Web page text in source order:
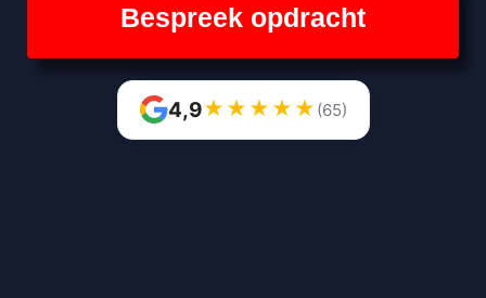
Bespreek opdracht
4,9★ ★ ★ ★ ★ (65)